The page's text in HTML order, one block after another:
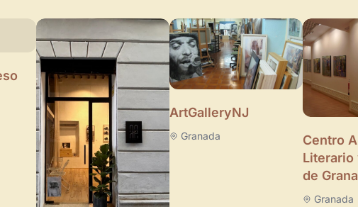
ArtGalleryNJ
Granada
Centro
Literario
de
Granada